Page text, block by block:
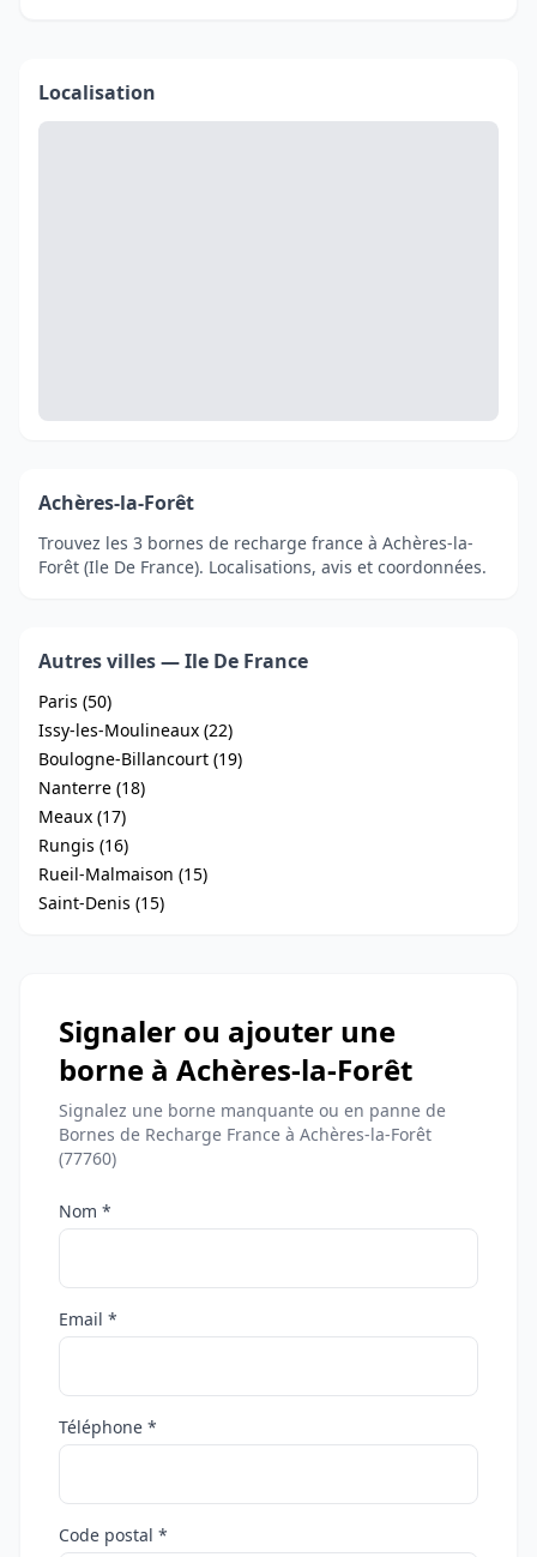
Localisation
Achères-la-Forêt
Trouvez les 3 bornes de recharge france à Achères-la-
Forêt (Ile De France). Localisations, avis et coordonnées.
Autres villes — Ile De France
Paris (50)
Issy-les-Moulineaux (22)
Boulogne-Billancourt (19)
Nanterre (18)
Meaux (17)
Rungis (16)
Rueil-Malmaison (15)
Saint-Denis (15)
Signaler ou ajouter une
borne à Achères-la-Forêt
Signalez une borne manquante ou en panne de
Bornes de Recharge France à Achères-la-Forêt
(77760)
Nom *
Email *
Téléphone *
Code postal *